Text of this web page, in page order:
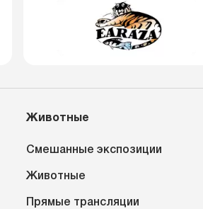
Животные
Смешанные экспозиции
Животные
Прямые трансляции